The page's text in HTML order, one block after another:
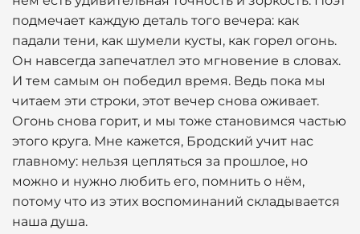
подмечает каждую деталь того вечера: как
падали тени, как шумели кусты, как горел огонь.
Он навсегда запечатлел это мгновение в словах.
И тем самым он победил время. Ведь пока мы
читаем эти строки, этот вечер снова оживает.
Огонь снова горит, и мы тоже становимся частью
этого круга. Мне кажется, Бродский учит нас
главному: нельзя цепляться за прошлое, но
можно и нужно любить его, помнить о нём,
потому что из этих воспоминаний складывается
наша душа.